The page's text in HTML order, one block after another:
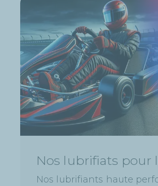
Nos lubrifiats pour
Nos lubrifiants haute